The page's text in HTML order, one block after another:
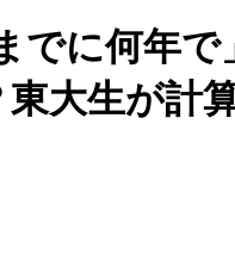
でに何年
大生が計